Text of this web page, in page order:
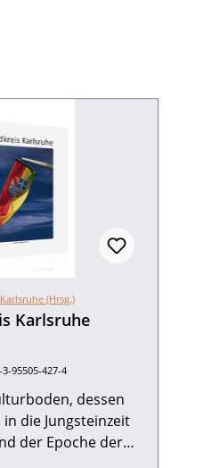
(Hrsg.)
Karlsruhe
3-95505-427-4
dessen
die Jungsteinzeit
der Epoche der